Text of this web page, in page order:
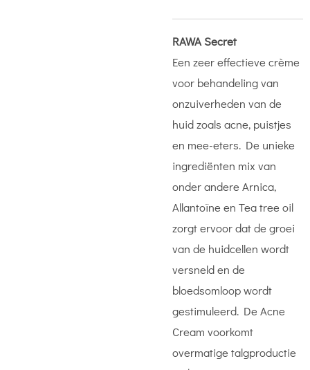
RAWA Secret
Een zeer effectieve crème
voor behandeling van
onzuiverheden van de
huid zoals acne, puistjes
en mee-eters. De unieke
ingrediënten mix van
onder andere Arnica,
Allantoïne en Tea tree oil
zorgt ervoor dat de groei
van de huidcellen wordt
versneld en de
bloedsomloop wordt
gestimuleerd. De Acne
Cream voorkomt
overmatige talgproductie